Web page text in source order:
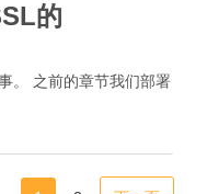
的
。 之前的章节我们部署